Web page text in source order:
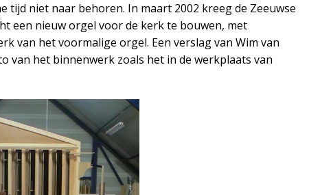
tijd niet naar behoren. In maart 2002 kreeg de Zeeuwse
een nieuw orgel voor de kerk te bouwen, met
van het voormalige orgel. Een verslag van Wim van
van het binnenwerk zoals het in de werkplaats van